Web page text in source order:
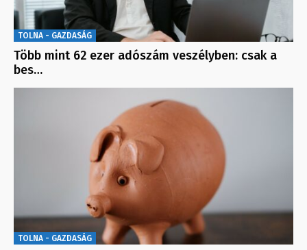
TOLNA - GAZDASÁG
Több mint 62 ezer adószám veszélyben: csak a
bes…
TOLNA - GAZDASÁG